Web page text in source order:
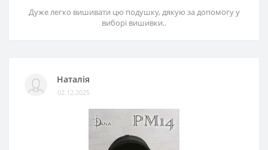
Дуже легко вишивати цю подушку, дякую за допомогу у
виборі вишивки..
Наталія
02.12.2025